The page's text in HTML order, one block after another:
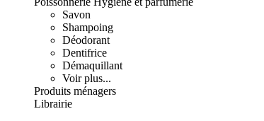
Savon
Shampoing
Déodorant
Dentifrice
Démaquillant
Voir plus...
Produits ménagers
Librairie